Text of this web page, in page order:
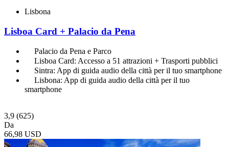
Lisbona
Lisboa Card + Palacio da Pena
Palacio da Pena e Parco
Lisboa Card: Accesso a 51 attrazioni + Trasporti pubblici
Sintra: App di guida audio della città per il tuo smartphone
Lisbona: App di guida audio della città per il tuo
smartphone
3,9 (625)
Da
66,98 USD